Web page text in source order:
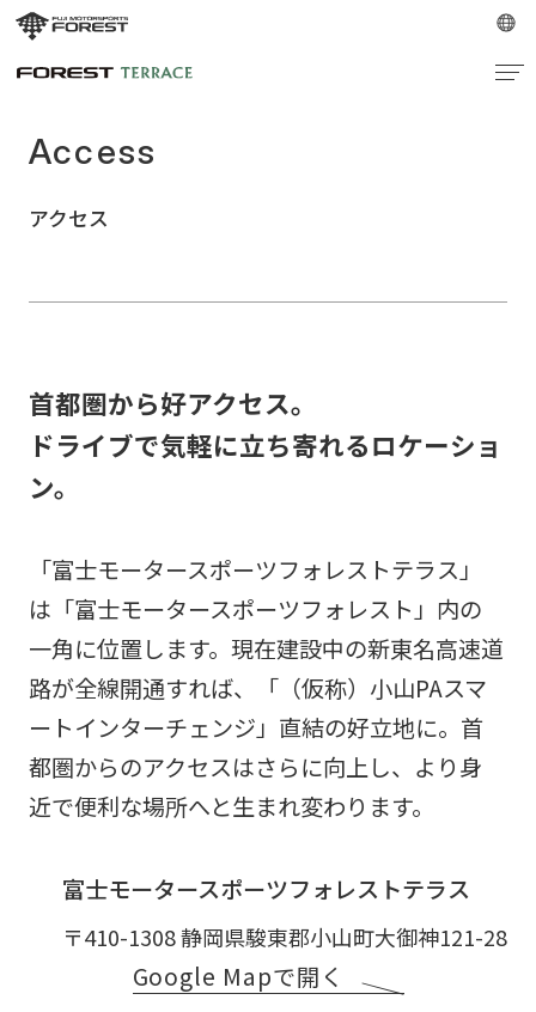
Access
アクセス
首都圏から好アクセス。
ドライブで気軽に立ち寄れるロケーショ
ン。
「富士モータースポーツフォレストテラス」
は「富士モータースポーツフォレスト」内の
一角に位置します。現在建設中の新東名高速道
路が全線開通すれば、「（仮称）小山PAスマ
ートインターチェンジ」直結の好立地に。首
都圏からのアクセスはさらに向上し、より身
近で便利な場所へと生まれ変わります。
富士モータースポーツフォレストテラス
〒410-1308 静岡県駿東郡小山町大御神121-28
Google Mapで開く